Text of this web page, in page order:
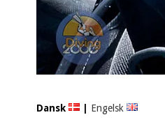
Dansk Engelsk